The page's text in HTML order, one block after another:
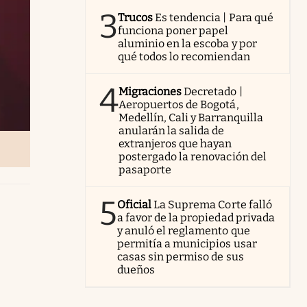
3TrucosEs tendencia | Para qué
funciona poner papel
aluminio en la escoba y por
qué todos lo recomiendan
4MigracionesDecretado |
Aeropuertos de Bogotá,
Medellín, Cali y Barranquilla
anularán la salida de
extranjeros que hayan
postergado la renovación del
pasaporte
5OficialLa Suprema Corte falló
a favor de la propiedad privada
y anuló el reglamento que
permitía a municipios usar
casas sin permiso de sus
dueños